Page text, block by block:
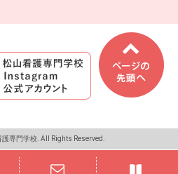
専門学校. All Rights Reserved.